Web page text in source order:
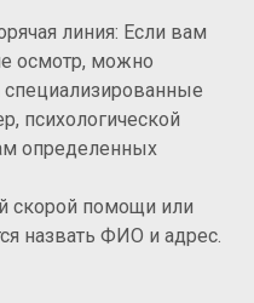
линия: Если вам
осмотр, можно
психологической
определенных
скорой помощи или
назвать ФИО и адрес.